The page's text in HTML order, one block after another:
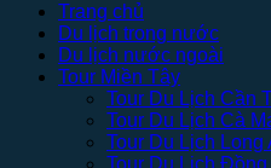
Trang chủ
Du lịch trong nước
Du lịch nước ngoài
Tour Miền Tây
Tour Du Lịch Cần
Tour Du Lịch Cà
Tour Du Lịch Long